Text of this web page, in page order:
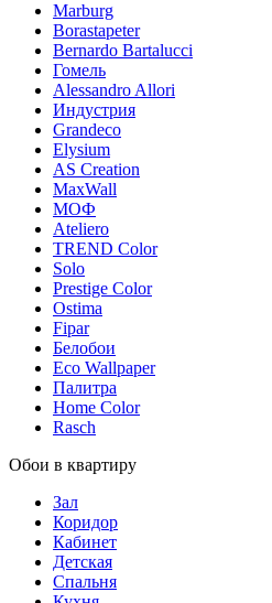
Marburg
Borastapeter
Bernardo Bartalucci
Гомель
Alessandro Allori
Индустрия
Grandeco
Elysium
AS Creation
MaxWall
МОФ
Ateliero
TREND Color
Solo
Prestige Color
Ostima
Fipar
Белобои
Eco Wallpaper
Палитра
Home Color
Rasch
Обои в квартиру
Зал
Коридор
Кабинет
Детская
Спальня